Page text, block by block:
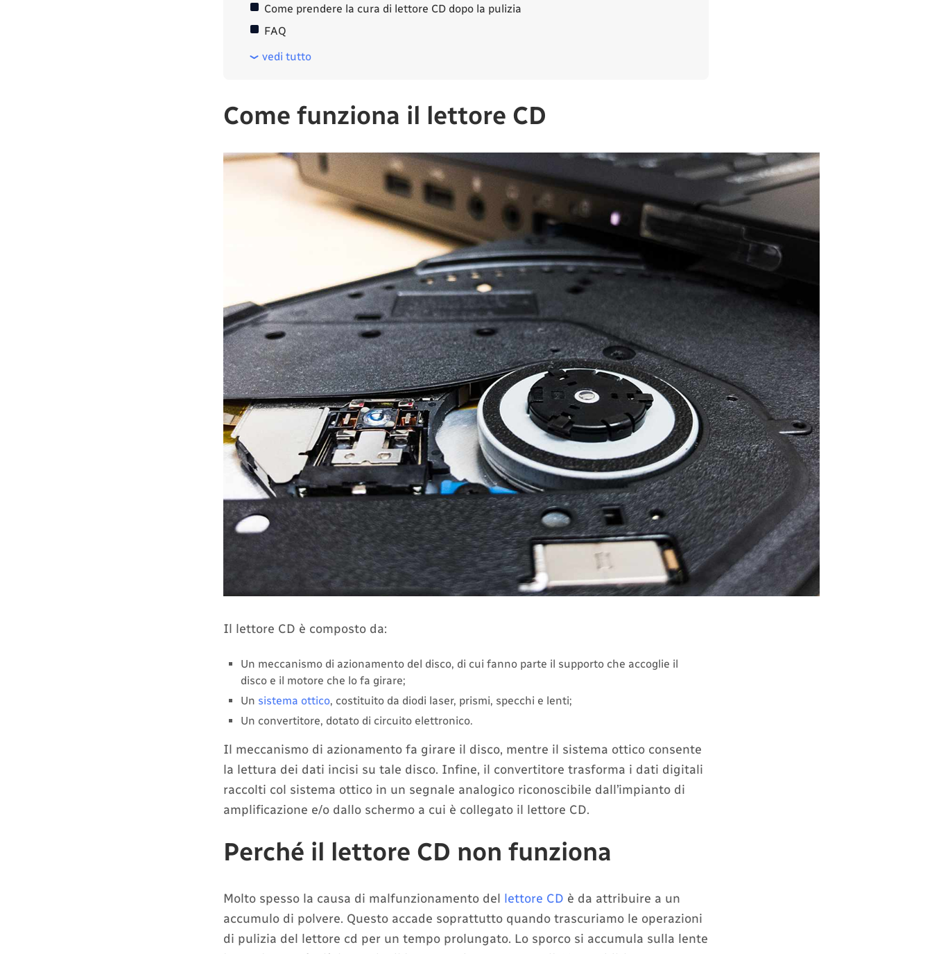
Come prendere la cura di lettore CD dopo la pulizia
FAQ
vedi tutto
Come funziona il lettore CD
Il lettore CD è composto da:
Un meccanismo di azionamento del disco, di cui fanno parte il supporto che accoglie il
disco e il motore che lo fa girare;
Un sistema ottico, costituito da diodi laser, prismi, specchi e lenti;
Un convertitore, dotato di circuito elettronico.
Il meccanismo di azionamento fa girare il disco, mentre il sistema ottico consente
la lettura dei dati incisi su tale disco. Infine, il convertitore trasforma i dati digitali
raccolti col sistema ottico in un segnale analogico riconoscibile dall’impianto di
amplificazione e/o dallo schermo a cui è collegato il lettore CD.
Perché il lettore CD non funziona
Molto spesso la causa di malfunzionamento del lettore CD è da attribuire a un
accumulo di polvere. Questo accade soprattutto quando trascuriamo le operazioni
di pulizia del lettore cd per un tempo prolungato. Lo sporco si accumula sulla lente